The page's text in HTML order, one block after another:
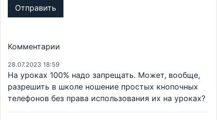
Отправить
Комментарии
28.07.2023 18:59
На уроках 100% надо запрещать. Может, вообще,
разрешить в школе ношение простых кнопочных
телефонов без права использования их на уроках?